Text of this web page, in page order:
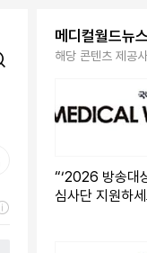
메디컬월드뉴
해당 콘텐츠 제공
“‘2026 방송대
심사단 지원하